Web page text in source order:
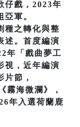
仔戲，2023年
軍。
種之轉化與整
述。首度編演
年「戲曲夢工
視，近年編演
節，
霧海微瀾》，
年入選荷蘭鹿